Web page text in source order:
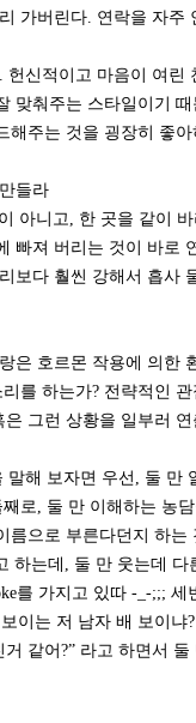
가버린다. 연락을 자
신적이고 마음이 여린
맞춰주는 스타일이기
해주는 것을 굉장히 좋아
들라
아니고, 한 곳을 같이
빠져 버리는 것이 바로
보다 훨씬 강해서 흡사
은 호르몬 작용에 의한
를 하는가? 전략적인
은 그런 상황을 일부러
말해 보자면 우선, 둘 만
로, 둘 만 이해하는 농
름으로 부른다던지 하
하는데, 둘 만 웃는데
를 가지고 있따 -_-;;;
이는 저 남자 배 보이
같어?” 라고 하면서